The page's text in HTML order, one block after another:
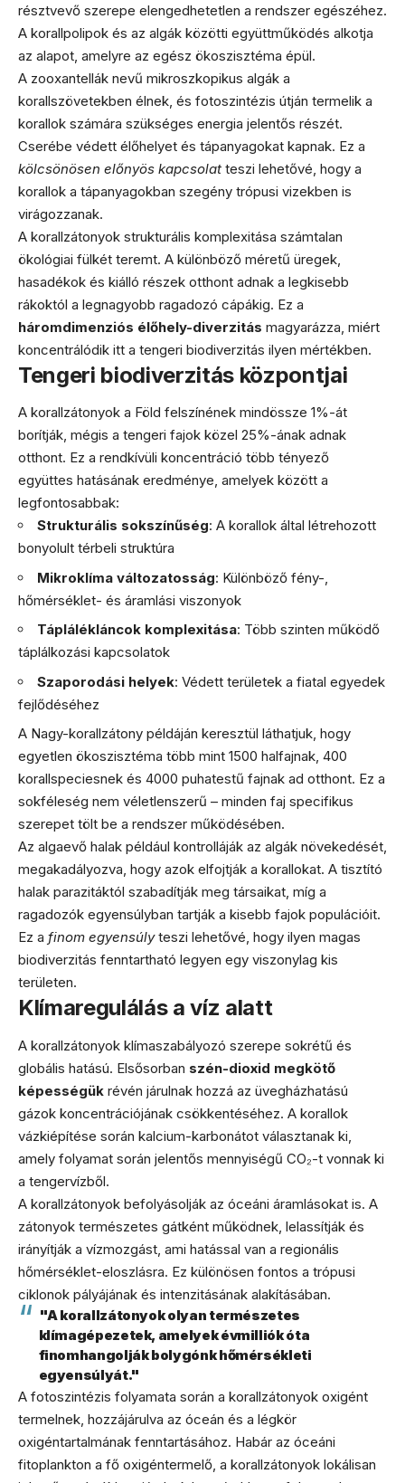
résztvevő szerepe elengedhetetlen a rendszer egészéhez.
A korallpolipok és az algák közötti együttműködés alkotja
az alapot, amelyre az egész ökoszisztéma épül.
A zooxantellák nevű mikroszkopikus algák a
korallszövetekben élnek, és fotoszintézis útján termelik a
korallok számára szükséges energia jelentős részét.
Cserébe védett élőhelyet és tápanyagokat kapnak. Ez a
kölcsönösen előnyös kapcsolat teszi lehetővé, hogy a
korallok a tápanyagokban szegény trópusi vizekben is
virágozzanak.
A korallzátonyok strukturális komplexitása számtalan
ökológiai fülkét teremt. A különböző méretű üregek,
hasadékok és kiálló részek otthont adnak a legkisebb
rákoktól a legnagyobb ragadozó cápákig. Ez a
háromdimenziós élőhely-diverzitás magyarázza, miért
koncentrálódik itt a tengeri biodiverzitás ilyen mértékben.
Tengeri biodiverzitás központjai
A korallzátonyok a Föld felszínének mindössze 1%-át
borítják, mégis a tengeri fajok közel 25%-ának adnak
otthont. Ez a rendkívüli koncentráció több tényező
együttes hatásának eredménye, amelyek között a
legfontosabbak:
Strukturális sokszínűség: A korallok által létrehozott
bonyolult térbeli struktúra
Mikroklíma változatosság: Különböző fény-,
hőmérséklet- és áramlási viszonyok
Táplálékláncok komplexitása: Több szinten működő
táplálkozási kapcsolatok
Szaporodási helyek: Védett területek a fiatal egyedek
fejlődéséhez
A Nagy-korallzátony példáján keresztül láthatjuk, hogy
egyetlen ökoszisztéma több mint 1500 halfajnak, 400
korallspeciesnek és 4000 puhatestű fajnak ad otthont. Ez a
sokféleség nem véletlenszerű – minden faj specifikus
szerepet tölt be a rendszer működésében.
Az algaevő halak például kontrolláják az algák növekedését,
megakadályozva, hogy azok elfojtják a korallokat. A tisztító
halak parazitáktól szabadítják meg társaikat, míg a
ragadozók egyensúlyban tartják a kisebb fajok populációit.
Ez a finom egyensúlyteszi lehetővé, hogy ilyen magas
biodiverzitás fenntartható legyen egy viszonylag kis
területen.
Klímaregulálás a víz alatt
A korallzátonyok klímaszabályozó szerepe sokrétű és
globális hatású. Elsősorban szén-dioxid megkötő
képességük révén járulnak hozzá az üvegházhatású
gázok koncentrációjának csökkentéséhez. A korallok
vázkiépítése során kalcium-karbonátot választanak ki,
amely folyamat során jelentős mennyiségű CO₂-t vonnak ki
a tengervízből.
A korallzátonyok befolyásolják az óceáni áramlásokat is. A
zátonyok természetes gátként működnek, lelassítják és
irányítják a vízmozgást, ami hatással van a regionális
hőmérséklet-eloszlásra. Ez különösen fontos a trópusi
ciklonok pályájának és intenzitásának alakításában.
"A korallzátonyok olyan természetes
klímagépezetek, amelyek évmilliók óta
finomhangolják bolygónk hőmérsékleti
egyensúlyát."
A fotoszintézis folyamata során a korallzátonyok oxigént
termelnek, hozzájárulva az óceán és a légkör
oxigéntartalmának fenntartásához. Habár az óceáni
fitoplankton a fő oxigéntermelő, a korallzátonyok lokálisan